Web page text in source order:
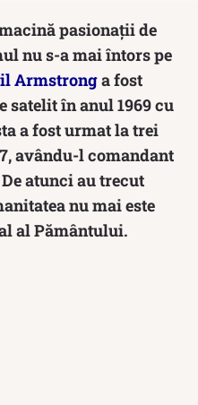
pasionații de
nu s-a mai întors pe
Armstronga fost
satelit în anul 1969 cu
a fost urmat la trei
avându-l comandant
De atunci au trecut
nu mai este
al Pământului.